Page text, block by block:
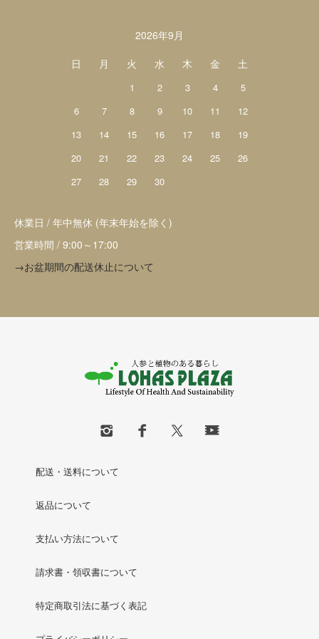
2026年9月
日
月 火 水 木 金 土
1 2 3 4
5
6
7 8 9 10 11
12
13
14 15 16 17 18
19
20
21 22 23 24 25
26
27
28 29 30
休業日 / 年中無休 (年末年始を除く)
営業時間 / 9:00～17:00
→お盆期間の配送休止について
配送・送料について
返品について
支払い方法について
請求書・領収書について
特定商取引法に基づく表記